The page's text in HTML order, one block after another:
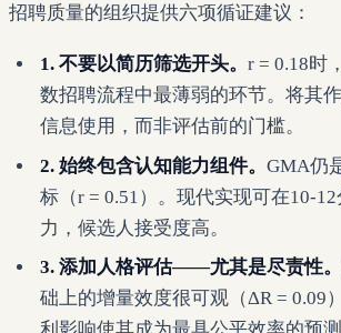
招聘质量的组织提供六项循证建议：
1. 不要以简历筛选开头。 r = 0.18时
数招聘流程中最薄弱的环节。将其
信息使用，而非评估前的门槛。
2. 始终包含认知能力组件。 GMA仍
标（r = 0.51）。现代实现可在10-
力，候选人接受度高。
3. 添加人格评估——尤其是尽责性。
础上的增量效度很可观（ΔR = 0.09